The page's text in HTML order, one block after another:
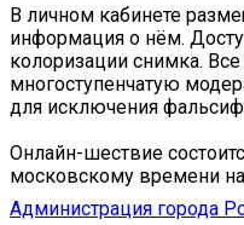
В личном кабинете
информация о нём.
колоризации снимка.
многоступенчатую
для исключения
Онлайн-шествие
московскому времени
Администрация города